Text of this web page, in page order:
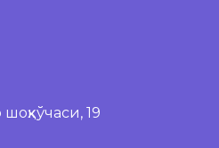
19